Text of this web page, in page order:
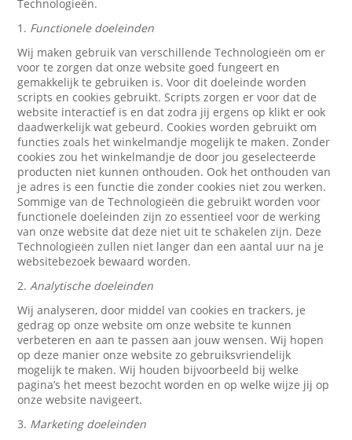
Technologieën.
1. Functionele doeleinden
Wij maken gebruik van verschillende Technologieën om er
voor te zorgen dat onze website goed fungeert en
gemakkelijk te gebruiken is. Voor dit doeleinde worden
scripts en cookies gebruikt. Scripts zorgen er voor dat de
website interactief is en dat zodra jij ergens op klikt er ook
daadwerkelijk wat gebeurd. Cookies worden gebruikt om
functies zoals het winkelmandje mogelijk te maken. Zonder
cookies zou het winkelmandje de door jou geselecteerde
producten niet kunnen onthouden. Ook het onthouden van
je adres is een functie die zonder cookies niet zou werken.
Sommige van de Technologieën die gebruikt worden voor
functionele doeleinden zijn zo essentieel voor de werking
van onze website dat deze niet uit te schakelen zijn. Deze
Technologieën zullen niet langer dan een aantal uur na je
websitebezoek bewaard worden.
2.Analytische doeleinden
Wij analyseren, door middel van cookies en trackers, je
gedrag op onze website om onze website te kunnen
verbeteren en aan te passen aan jouw wensen. Wij hopen
op deze manier onze website zo gebruiksvriendelijk
mogelijk te maken. Wij houden bijvoorbeeld bij welke
pagina’s het meest bezocht worden en op welke wijze jij op
onze website navigeert.
3. Marketing doeleinden